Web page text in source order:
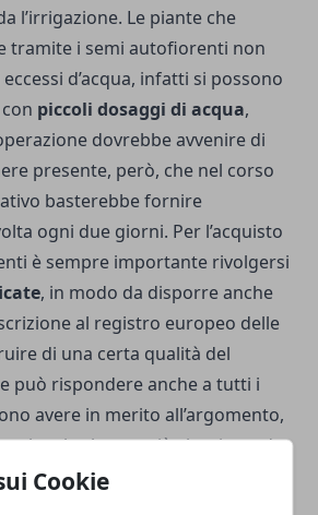
Cookie
l’irrigazione. Le piante che
tramite i semi autofiorenti non
d’acqua, infatti si possono
piccoli dosaggi di acqua,
dovrebbe avvenire di
presente, però, che nel corso
basterebbe fornire
ogni due giorni. Per l’acquisto
è sempre importante rivolgersi
, in modo da disporre anche
al registro europeo delle
di una certa qualità del
può rispondere anche a tutti i
avere in merito all’argomento,
legale che per ciò che riguarda
adatto alle esigenze